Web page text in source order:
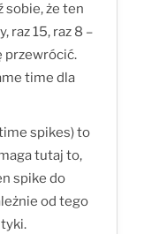
sobie, że ten
raz 15, raz 8 –
przewrócić.
time dla
spikes) to
tutaj to,
spike do
od tego